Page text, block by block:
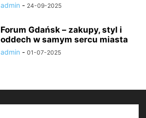
admin - 24-09-2025
Forum Gdańsk – zakupy, styl i
oddech w samym sercu miasta
admin - 01-07-2025